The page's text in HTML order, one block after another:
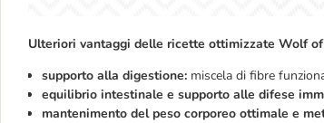
Ulteriori vantaggi delle ricette ottimizzate Wolf
supporto alla digestione: miscela di fibre
equilibrio intestinale e supporto alle difese
mantenimento del peso corporeo ottimale e